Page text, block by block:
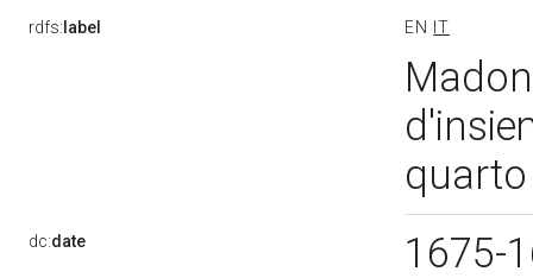
rdfs: label EN IT
dc:date 1675-